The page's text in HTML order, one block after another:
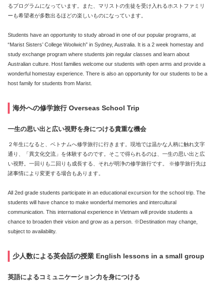
るプログラムになっています。また、マリストの生徒を受け入れるホストファミリ
ーも希望者が多数出るほどの楽しいものになっています。
Students have an opportunity to study abroad in one of our popular programs, at
“Marist Sisters’ College Woolwich” in Sydney, Australia. It is a 2 week homestay and
study exchange program where students join regular classes and learn about
Australian culture. Host families welcome our students with open arms and provide a
wonderful homestay experience. There is also an opportunity for our students to be a
host family for students from Marist.
海外への修学旅行 Overseas School Trip
一生の思い出と広い視野を身につける貴重な機会
２年生になると、ベトナムへ修学旅行に行きます。現地では温かな人柄に触れ文字
通り、「異文化交流」を体験するのです。そこで得られるのは、一生の思い出と広
い視野。一回りも二回りも成長する、それが明浄の修学旅行です。 ※修学旅行先は
諸事情により変更する場合もあります。
All 2ed grade students participate in an educational excursion for the school trip. The
students will have chance to make wonderful memories and intercultural
communication. This international experience in Vietnam will provide students a
chance to broaden their vision and grow as a person. ※Destination may change,
subject to availability.
少人数による英会話の授業 English lessons in a small group
英語によるコミュニケーション力を身につける